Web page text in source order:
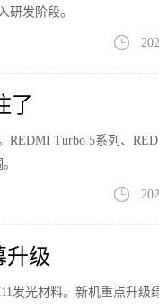
研发阶段。
了
REDMI Turbo 5系列、
升级
发光材料。新机重点升级